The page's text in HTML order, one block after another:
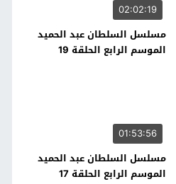
02:02:19
مسلسل السلطان عبد الحميد
الموسم الرابع الحلقة 19
01:53:56
مسلسل السلطان عبد الحميد
الموسم الرابع الحلقة 17